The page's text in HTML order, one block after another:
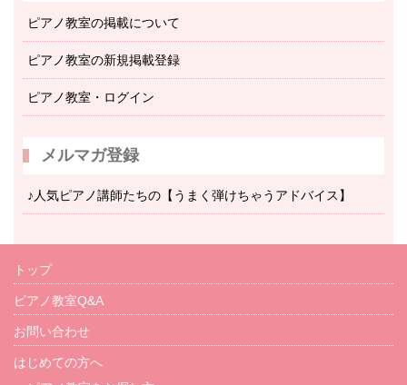
ピアノ教室の掲載について
ピアノ教室の新規掲載登録
ピアノ教室・ログイン
メルマガ登録
♪人気ピアノ講師たちの【うまく弾けちゃうアドバイス】
トップ
ピアノ教室Q&A
お問い合わせ
はじめての方へ